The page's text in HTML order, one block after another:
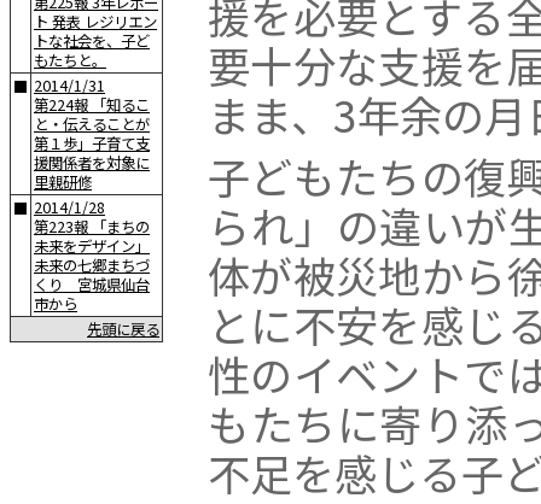
ト 発表 レジリエン
トな社会を、子ど
もたちと。
■ 2014/1/31
第224報 「知るこ
と・伝えることが
第１歩」子育て支
援関係者を対象に
里親研修
■ 2014/1/28
第223報 「まちの
未来をデザイン」
未来の七郷まちづ
くり 宮城県仙台
市から
先頭に戻る
援を必要とする
要十分な支援を
まま、3年余の
子どもたちの復
られ」の違いが
体が被災地から
とに不安を感じ
性のイベントで
もたちに寄り添
不足を感じる子